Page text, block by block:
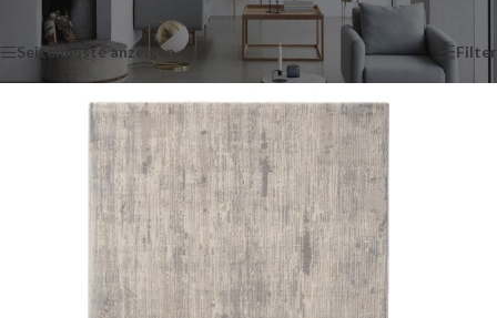
Einzelnes Ergebnis wird angezeigt
Seitenleiste anzeigen Filter